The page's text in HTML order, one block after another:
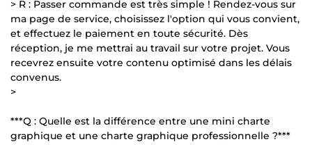
> R : Passer commande est très simple ! Rendez-vous sur
ma page de service, choisissez l'option qui vous convient,
et effectuez le paiement en toute sécurité. Dès
réception, je me mettrai au travail sur votre projet. Vous
recevrez ensuite votre contenu optimisé dans les délais
convenus.
>
***Q : Quelle est la différence entre une mini charte
graphique et une charte graphique professionnelle ?***